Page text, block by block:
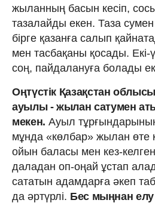
жыланның басын кесіп,
тазалайды екен. Таза сумен
бірге қазанға салып
мен тасбақаны қосады. Екі-
соң, пайдалануға болады
Оңтүстік Қазақстан
ауылы - жылан сатумен
мекен. Ауыл
мұнда «көлбар» жылан өте
ойын баласы мен кез-
даладан оп-оңай ұстап
сататын адамдарға әкеп
да әртүрлі. Бес мыңнан елу